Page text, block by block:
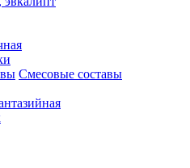
Смесовые составы